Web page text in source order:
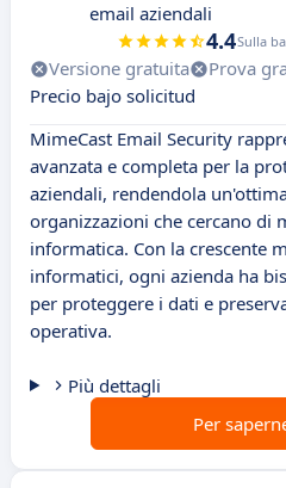
email aziendali
4.4Sulla
Versione gratuita Prova
Precio bajo solicitud
MimeCast Email Security
avanzata e completa per la
aziendali, rendendola
organizzazioni che cercano di
informatica. Con la crescente
informatici, ogni azienda ha
per proteggere i dati e
operativa.
Più dettagli
Per